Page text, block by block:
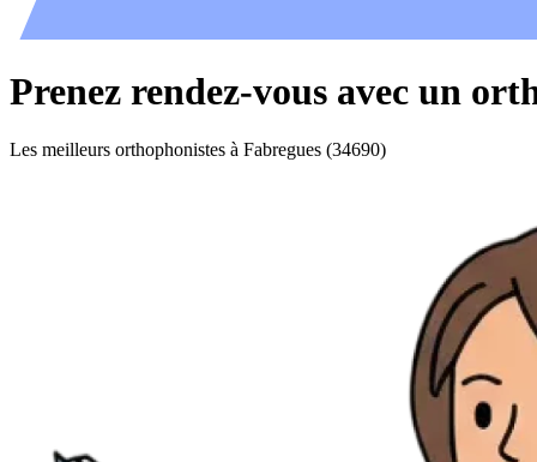
Prenez rendez-vous avec un
Les meilleurs orthophonistes à Fabregues (34690)